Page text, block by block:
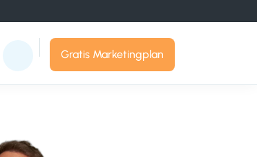
Gratis Marketingplan